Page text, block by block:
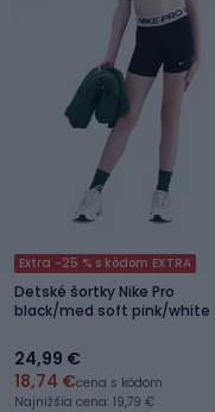
Extra -25 % s kódom EXTRA
Detské šortky Nike Pro
black/med soft pink/white
24,99 €
18,74 €cena s kódom
Najnižšia cena: 19,79 €